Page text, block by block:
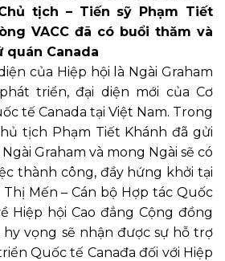
tịch – Tiến sỹ Phạm Tiết
VACC đã có buổi thăm và
quán Canada
của Hiệp hội là Ngài Graham
triển, đại diện mới của Cơ
tế Canada tại Việt Nam. Trong
tịch Phạm Tiết Khánh đã gửi
Graham và mong Ngài sẽ có
thành công, đầy hứng khởi tại
Thị Mến – Cán bộ Hợp tác Quốc
Hiệp hội Cao đẳng Cộng đồng
hy vọng sẽ nhận được sự hỗ trợ
Quốc tế Canađa đối với Hiệp